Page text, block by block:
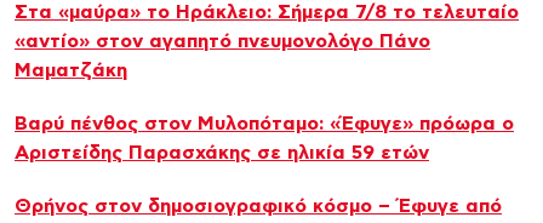
Στα «μαύρα» το Ηράκλειο: Σήμερα 7/8 το τελευταίο
«αντίο» στον αγαπητό πνευμονολόγο Πάνο
Μαματζάκη
Βαρύ πένθος στον Μυλοπόταμο: «Έφυγε» πρόωρα ο
Αριστείδης Παρασχάκης σε ηλικία 59 ετών
Θρήνος στον δημοσιογραφικό κόσμο – Έφυγε από